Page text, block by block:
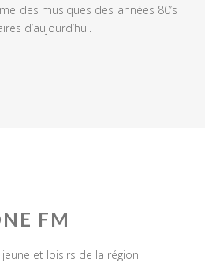
des musiques des années 80’s
d’aujourd’hui.
FM
jeune et loisirs de la région